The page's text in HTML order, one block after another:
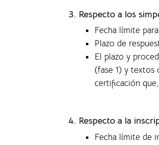
3. Respecto a los
Fecha límite
Plazo de
El plazo y
(fase 1) y textos
certificación
4. Respecto a la
Fecha límite de